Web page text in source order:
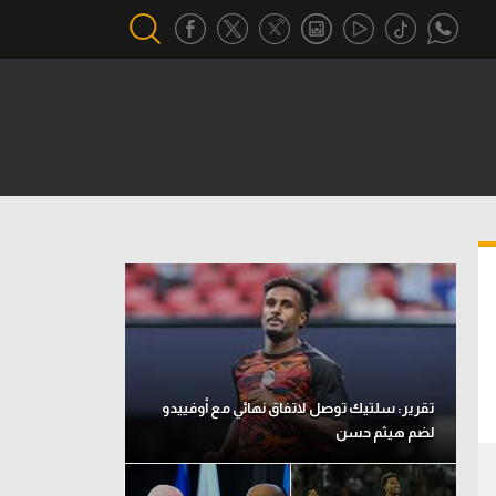
تحقيق في الجول
تقرير في الجول
تحليل في الجول
حكايات في الجول
كويز في الجول
فيديو في الجول
تقرير: سلتيك توصل لاتفاق نهائي مع أوفييدو
لضم هيثم حسن